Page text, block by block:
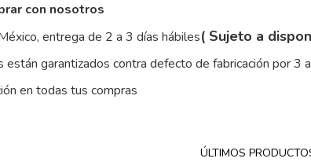
con nosotros
entrega de 2 a 3 días hábiles( Sujeto a
garantizados contra defecto de fabricación por 3
en todas tus compras
ÚLTIMOS